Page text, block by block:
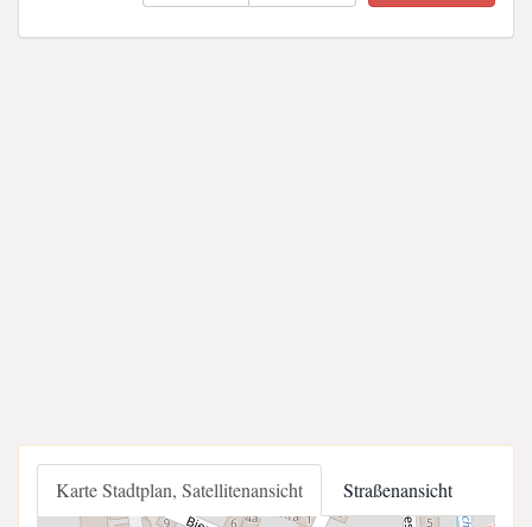
Karte Stadtplan, Satellitenansicht Straßenansicht